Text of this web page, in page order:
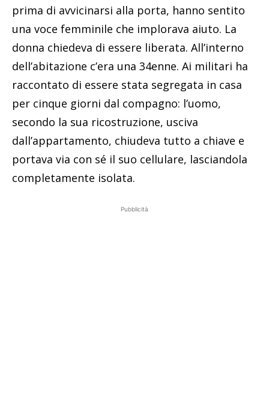
prima di avvicinarsi alla porta, hanno sentito
una voce femminile che implorava aiuto. La
donna chiedeva di essere liberata. All’interno
dell’abitazione c’era una 34enne. Ai militari ha
raccontato di essere stata segregata in casa
per cinque giorni dal compagno: l’uomo,
secondo la sua ricostruzione, usciva
dall’appartamento, chiudeva tutto a chiave e
portava via con sé il suo cellulare, lasciandola
completamente isolata.
Pubblicità